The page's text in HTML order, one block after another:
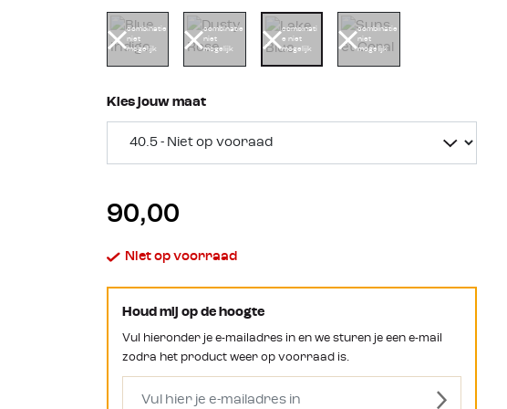
combinatie
niet
mogelijk
combinatie
niet
mogelijk
combinati
e niet
mogelijk
combinatie
niet
mogelijk
Kies jouw maat
90,00
Niet op voorraad
Houd mij op de hoogte
Vul hieronder je e-mailadres in en we sturen je een e-mail
zodra het product weer op voorraad is.